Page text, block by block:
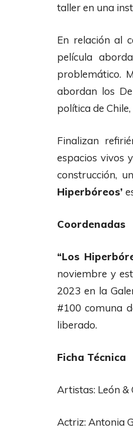
taller en una
En relación al
película
problemático.
abordan los
política de
Finalizan
espacios vivos
construcción,
Hiperbóreos’
Coordenadas
“Los
noviembre y
2023 en la
#100 comuna
liberado.
Ficha Técnica
Artistas: León &
Actriz: Antonia